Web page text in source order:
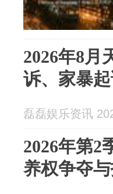
2026年8月
诉、家暴
磊磊娱乐资讯
2026年第2
养权争夺